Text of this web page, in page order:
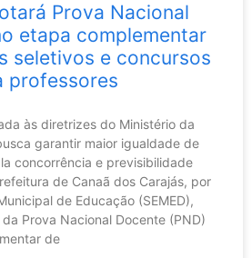
Prova Nacional
etapa complementar
seletivos e concursos
professores
às diretrizes do Ministério da
garantir maior igualdade de
concorrência e previsibilidade
de Canaã dos Carajás, por
de Educação (SEMED),
Prova Nacional Docente (PND)
de